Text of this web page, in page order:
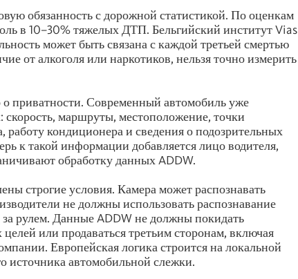
обязанность с дорожной статистикой. По оценкам
в 10–30% тяжелых ДТП. Бельгийский институт Vias
может быть связана с каждой третьей смертью
от алкоголя или наркотиков, нельзя точно измерить
приватности. Современный автомобиль уже
маршруты, местоположение, точки
работу кондиционера и сведения о подозрительных
к такой информации добавляется лицо водителя,
обработку данных ADDW.
строгие условия. Камера может распознавать
не должны использовать распознавание
рулем. Данные ADDW не должны покидать
или продаваться третьим сторонам, включая
Европейская логика строится на локальной
источника автомобильной слежки.